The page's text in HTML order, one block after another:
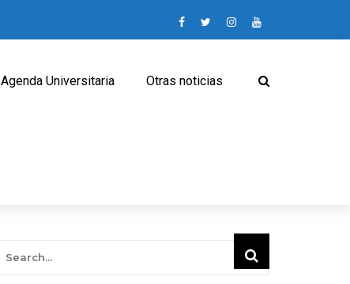
Agenda Universitaria Otras noticias